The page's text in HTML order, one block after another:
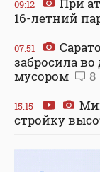
09:12
16-летний
07:51
забросила
мусором
8
15:15
стройку